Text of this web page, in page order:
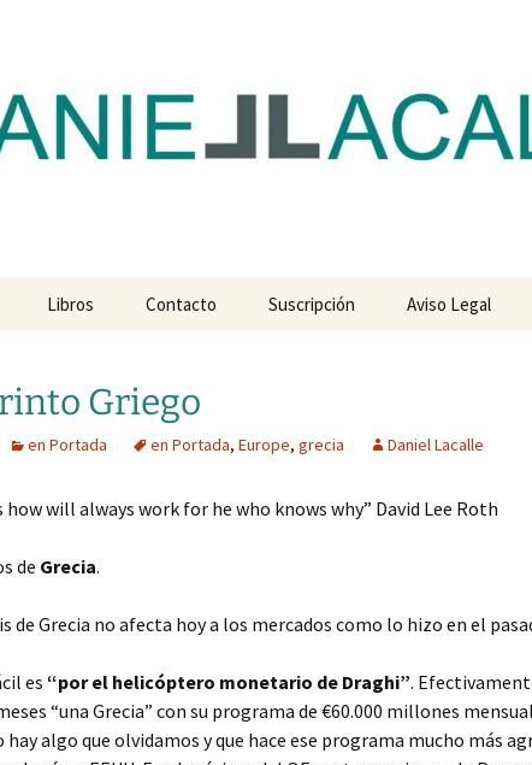
Libros Contacto Suscripción Aviso Legal
Griego
en Portada en Portada, Europe, grecia Daniel Lacalle
how will always work for he who knows why” David Lee Roth
de Grecia.
de Grecia no afecta hoy a los mercados como lo hizo en el
es “por el helicóptero monetario de Draghi”.
“una Grecia” con su programa de €60.000 millones
hay algo que olvidamos y que hace ese programa mucho más